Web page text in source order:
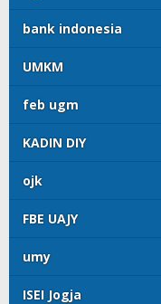
bank indonesia
UMKM
feb ugm
KADIN DIY
ojk
FBE UAJY
umy
ISEI Jogja